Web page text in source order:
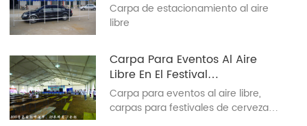
Carpa de estacionamiento al aire
libre
Carpa Para Eventos Al Aire
Libre En El Festival
Internacional De Cerveza De
Qingdao 2010
Carpa para eventos al aire libre,
carpas para festivales de cerveza